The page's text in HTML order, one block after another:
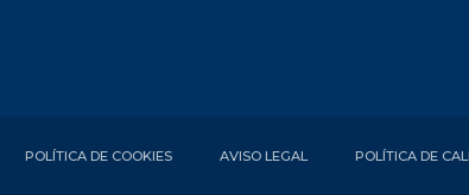
POLÍTICA DE COOKIES AVISO LEGAL POLÍTICA DE